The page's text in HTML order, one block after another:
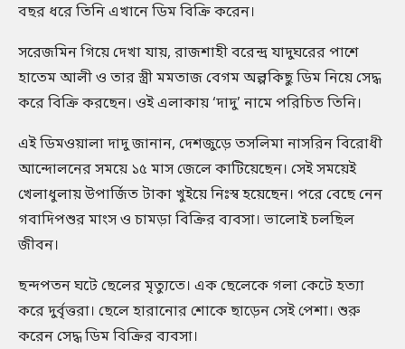
বছর ধরে তিনি এখানে ডিম বিক্রি করেন।
সরেজমিন গিয়ে দেখা যায়, রাজশাহী বরেন্দ্র যাদুঘরের পাশে
হাতেম আলী ও তার স্ত্রী মমতাজ বেগম অল্পকিছু ডিম নিয়ে সেদ্ধ
করে বিক্রি করছেন। ওই এলাকায় ‘দাদু’ নামে পরিচিত তিনি।
এই ডিমওয়ালা দাদু জানান, দেশজুড়ে তসলিমা নাসরিন বিরোধী
আন্দোলনের সময়ে ১৫ মাস জেলে কাটিয়েছেন। সেই সময়েই
খেলাধুলায় উপার্জিত টাকা খুইয়ে নিঃস্ব হয়েছেন। পরে বেছে নেন
গবাদিপশুর মাংস ও চামড়া বিক্রির ব্যবসা। ভালোই চলছিল
জীবন।
ছন্দপতন ঘটে ছেলের মৃত্যুতে। এক ছেলেকে গলা কেটে হত্যা
করে দুর্বৃত্তরা। ছেলে হারানোর শোকে ছাড়েন সেই পেশা। শুরু
করেন সেদ্ধ ডিম বিক্রির ব্যবসা।